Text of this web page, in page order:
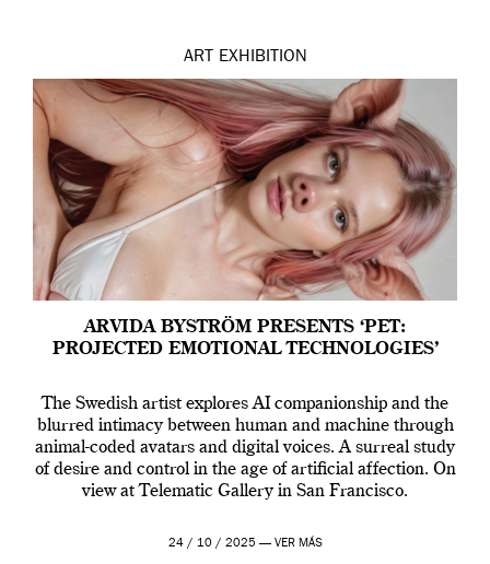
ART EXHIBITION
ARVIDA BYSTRÖM PRESENTS ‘PET:
PROJECTED EMOTIONAL TECHNOLOGIES’
The Swedish artist explores AI companionship and the
blurred intimacy between human and machine through
animal-coded avatars and digital voices. A surreal study
of desire and control in the age of artificial affection. On
view at Telematic Gallery in San Francisco.
24 / 10 / 2025 — VER MÁS